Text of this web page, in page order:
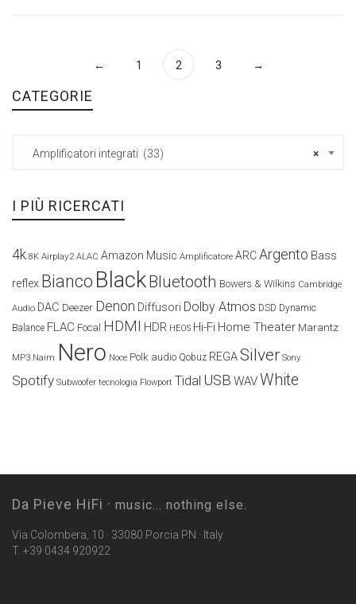
← 1 2 3 →
CATEGORIE
×
Amplificatori integrati (33)
I PIÙ RICERCATI
4k 8K Airplay2 ALAC Amazon Music Amplificatore ARCArgento Bass
reflex Bianco BlackBluetooth Bowers & Wilkins Cambridge
Audio DAC Deezer Denon Diffusori Dolby Atmos DSD Dynamic
Balance FLAC Focal HDMI HDR HEOS Hi-Fi Home Theater Marantz
MP3 Naim Nero Noce Polk audio Qobuz REGASilver Sony
Spotify Subwoofer tecnologia Flowport Tidal USB WAVWhite
Da Pieve HiFi · music... nothing else.
Via Colombera, 10 · 33080 Porcia PN · Italy
T. +39 0434 920922